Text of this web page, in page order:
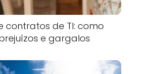
contratos de TI: como
e gargalos